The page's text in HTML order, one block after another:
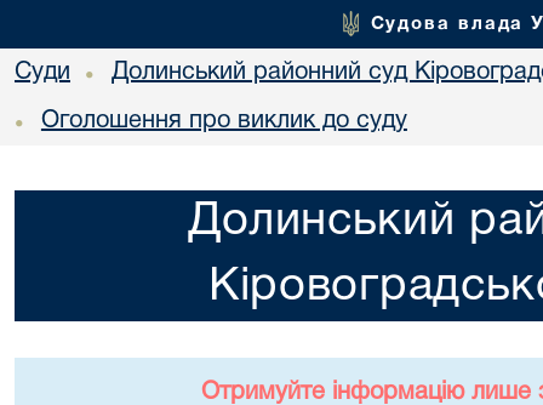
Судова влада
Суди • Долинський районний суд
• Оголошення про виклик до суду
Долинський
Отримуйте інформацію лише